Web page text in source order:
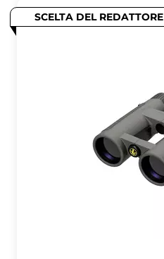
SCELTA DEL REDATTORE